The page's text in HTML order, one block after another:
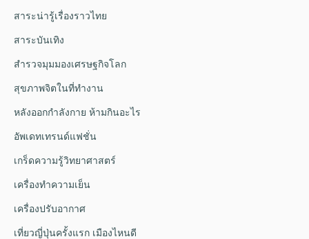
สาระน่ารู้เรื่องราวไทย
สาระบันเทิง
สำรวจมุมมองเศรษฐกิจโลก
สุขภาพจิตในที่ทำงาน
หลังออกกําลังกาย ห้ามกินอะไร
อัพเดทเทรนด์แฟชั่น
เกร็ดความรู้วิทยาศาสตร์
เครื่องทำความเย็น
เครื่องปรับอากาศ
เที่ยวญี่ปุ่นครั้งแรก เมืองไหนดี